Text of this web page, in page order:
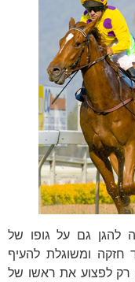
להגן גם על גופו של
חזקה ומשוגלת להעיף
רק לפצוע את ראשו של